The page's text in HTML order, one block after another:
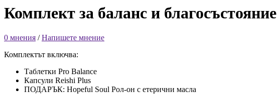
Комплект за баланс и
0 мнения /Напишете мнение
Комплектът включва:
Таблетки Pro Balance
Капсули Reishi Plus
ПОДАРЪК: Hopeful Soul Рол-он с етерични масла